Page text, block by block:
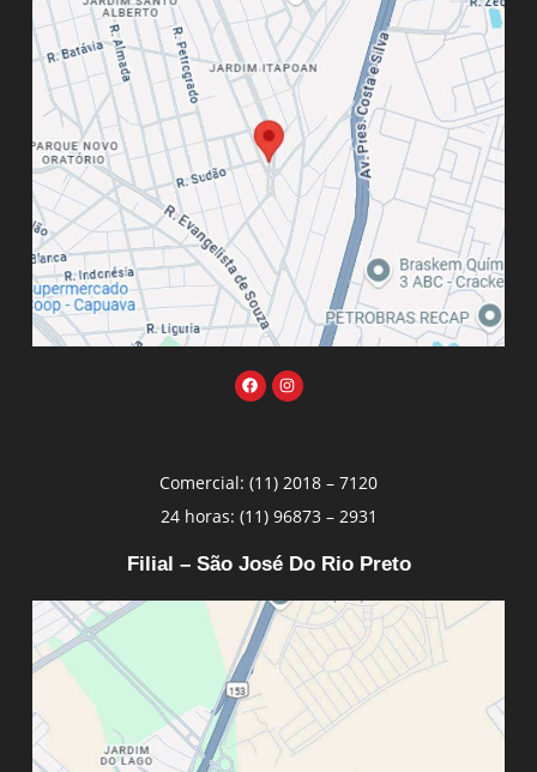
Comercial: (11) 2018 – 7120
24 horas: (11) 96873 – 2931
Filial – São José Do Rio Preto